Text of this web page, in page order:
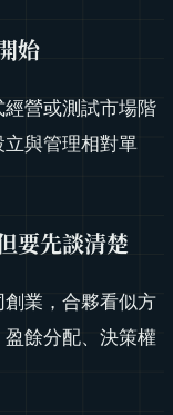
始
營或測試市場階
與管理相對單
要先談清楚
業，合夥看似方
餘分配、決策權